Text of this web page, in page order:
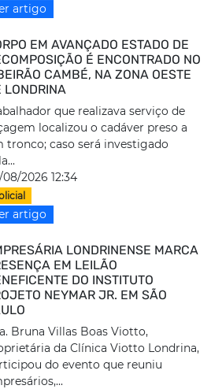
artigo
EM AVANÇADO ESTADO DE
É ENCONTRADO NO
CAMBÉ, NA ZONA OESTE
LONDRINA
que realizava serviço de
localizou o cadáver preso a
tronco; caso será investigado
2026 12:34
artigo
LONDRINENSE MARCA
EM LEILÃO
DO INSTITUTO
NEYMAR JR. EM SÃO
Bruna Villas Boas Viotto,
da Clínica Viotto Londrina,
do evento que reuniu